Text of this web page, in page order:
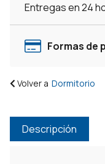
Quadriflex
cantidad
Entregas en 24
Formas de
Volver a Dormitorio
Descripción